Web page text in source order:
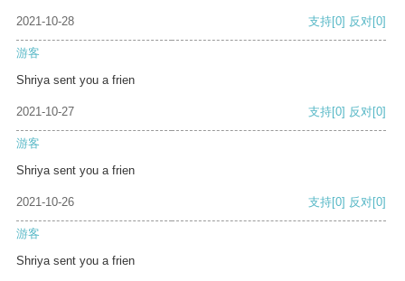
2021-10-28 支持[0] 反对[0]
游客
Shriya sent you a frien
2021-10-27 支持[0] 反对[0]
游客
Shriya sent you a frien
2021-10-26 支持[0] 反对[0]
游客
Shriya sent you a frien